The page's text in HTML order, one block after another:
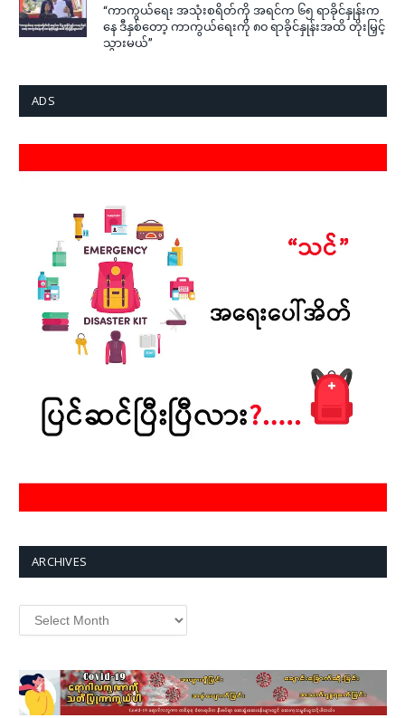
“ကာကွယ်ရေး အသုံးစရိတ်ကို အရင်က ၆၅ ရာခိုင်နှုန်းက
နေ ဒီနှစ်တော့ ကာကွယ်ရေးကို ၈၀ ရာခိုင်နှုန်းအထိ တိုးမြှင့်
သွားမယ်”
ADS
ARCHIVES
Archives